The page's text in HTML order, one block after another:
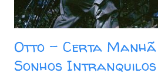
Otto - Certa Manhã
Sonhos